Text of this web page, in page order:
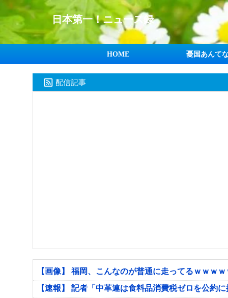
日本第一！ニュース録
HOME 憂国あんて
配信記事
【画像】 福岡、こんなのが普通に走ってるｗｗｗ
【速報】 記者「中革連は食料品消費税ゼロを公約